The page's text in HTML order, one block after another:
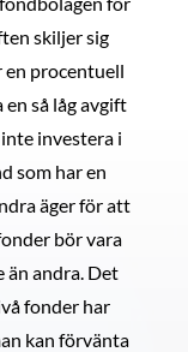
skiljer sig
en procentuell
så låg avgift
investera i
som har en
äger för att
bör vara
än andra. Det
fonder har
kan förvänta